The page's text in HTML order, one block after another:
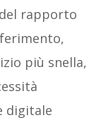
rapporto
più snella,
digitale